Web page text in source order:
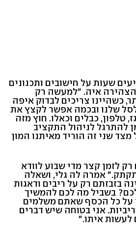
שעות על חישובים ותכנונים
הצהירה איה. "למעשה רק
כשהיינו צריכים לבדוק איפה
שלנו ובכמה אפשר לקצץ את
טלפון, כבלים וכאלו. חוץ מזה
להתרגל לניהול התקציב
שני זה הוריד מאיתנו המון
לזמן קצר מדי שבוע לוודא
אמרה לה גלי, ושאלה
בזבזתם רק על ריבים ודאגות
בשביל מה לכם להמשיך
על כל הכסף שאתם משלמים
אני בטוחה שיש דברים
לעשות איתו."